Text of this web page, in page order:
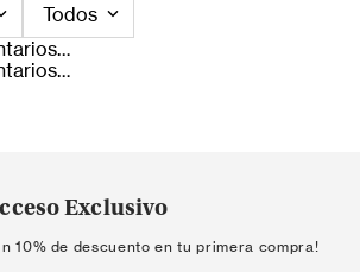
Todos
Exclusivo
10% de descuento en tu primera compra!